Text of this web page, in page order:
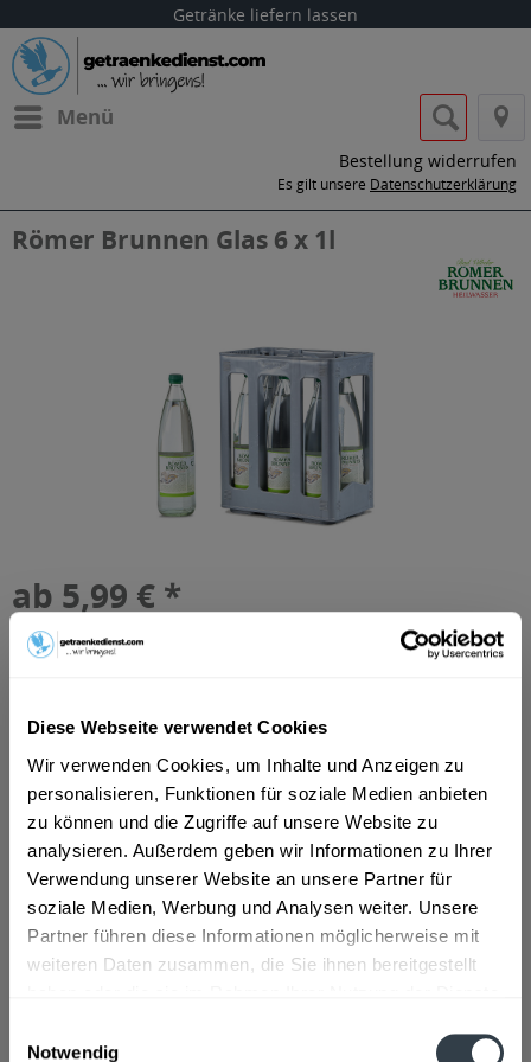
Diese Webseite verwendet Cookies
Wir verwenden Cookies, um Inhalte und Anzeigen zu
personalisieren, Funktionen für soziale Medien anbieten
zu können und die Zugriffe auf unsere Website zu
analysieren. Außerdem geben wir Informationen zu Ihrer
Verwendung unserer Website an unsere Partner für
soziale Medien, Werbung und Analysen weiter. Unsere
Partner führen diese Informationen möglicherweise mit
weiteren Daten zusammen, die Sie ihnen bereitgestellt
Notwendig
Getränke liefern lassen
Menü
Bestellung widerrufen
Es gilt unsere Datenschutzerklärung
Römer Brunnen Glas 6 x 1l
ab 5,99 € *
inkl. MwSt.ggf. zzgl. Erschwerniszuschlag
+2,40 € Pfand
In denWarenkorb
Artikel-Nr.:
36371
Verfügbar in:
Frankfurt am Main ,Rastatt,Ginsheim-Gustavsburg
Beschreibung